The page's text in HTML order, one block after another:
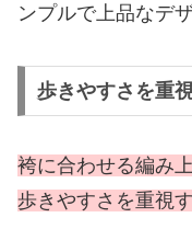
ンプルで上品なデ
歩きやすさを重
袴に合わせる編み
歩きやすさを重視